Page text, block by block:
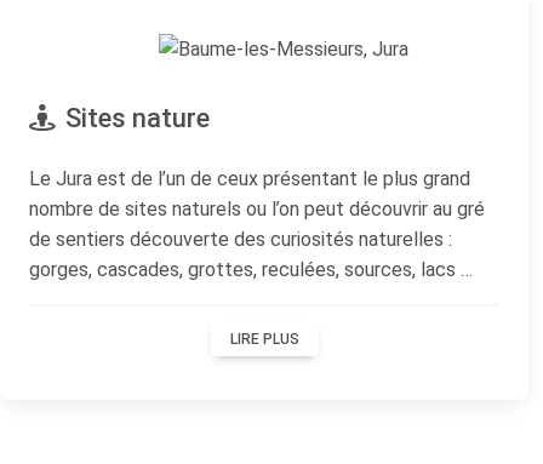
Sites nature
Le Jura est de l’un de ceux présentant le plus grand
nombre de sites naturels ou l’on peut découvrir au gré
de sentiers découverte des curiosités naturelles :
gorges, cascades, grottes, reculées, sources, lacs …
LIRE PLUS